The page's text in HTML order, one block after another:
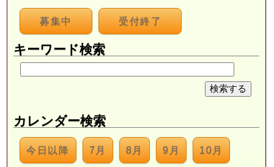
募集中 受付終了
キーワード検索
カレンダー検索
今日以降 7月 8月 9月 10月